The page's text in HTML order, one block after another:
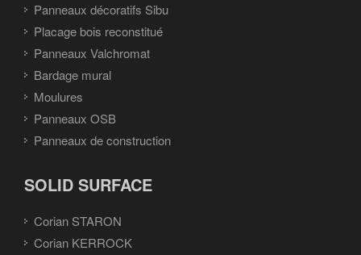
Panneaux décoratifs Sibu
Placage bois reconstitué
Panneaux Valchromat
Bardage mural
Moulures
Panneaux OSB
Panneaux de construction
SOLID SURFACE
Corian STARON
Corian KERROCK